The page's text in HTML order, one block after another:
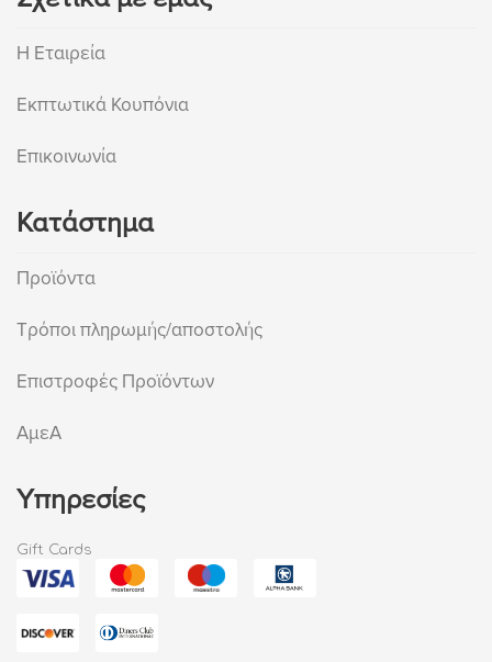
Η Εταιρεία
Εκπτωτικά Κουπόνια
Επικοινωνία
Κατάστημα
Προϊόντα
Τρόποι πληρωμής/αποστολής
Επιστροφές Προϊόντων
ΑμεΑ
Υπηρεσίες
Gift Cards